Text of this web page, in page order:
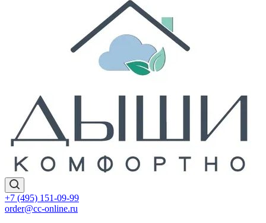
+7 (495) 151-09-99
order@cc-online.ru